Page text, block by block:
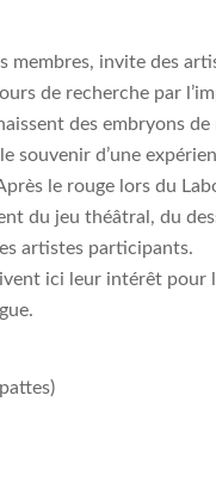
membres, invite des
de recherche par
des embryons de
souvenir d’une
le rouge lors du
du jeu théâtral, du
artistes participants.
ici leur intérêt pour